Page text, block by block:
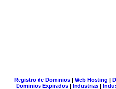
Registro de Dominios| Web Hosting |
Dominios Expirados | Industrias |